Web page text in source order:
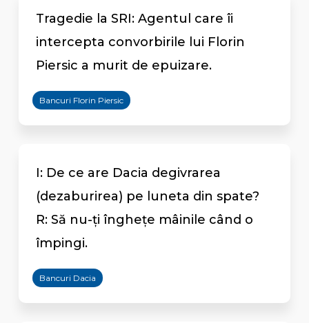
Tragedie la SRI: Agentul care îi
intercepta convorbirile lui Florin
Piersic a murit de epuizare.
Bancuri Florin Piersic
I: De ce are Dacia degivrarea
(dezaburirea) pe luneta din spate?
R: Să nu-ți înghețe mâinile când o
împingi.
Bancuri Dacia